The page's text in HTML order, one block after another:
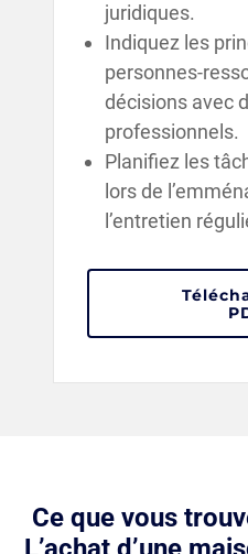
juridiques.
Indiquez les
personnes-
décisions avec
professionnels.
Planifiez les
lors de
l’entretien
Ce que vous